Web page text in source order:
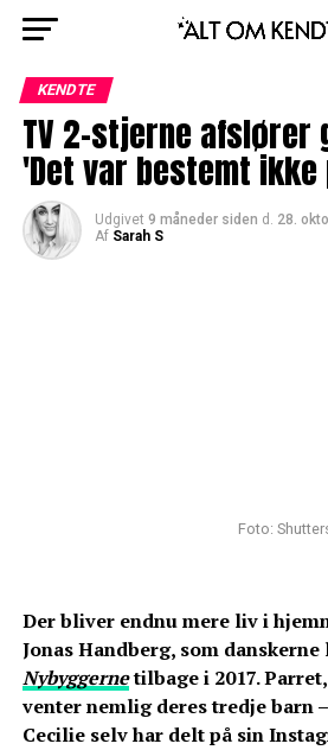
KENDTE
TV 2-stjerne afslører
'Det var bestemt ikke
Udgivet 9 måneder siden d. 28.
Af Sarah S
Foto:
Der bliver endnu mere liv i
Jonas Handberg, som
Nybyggernetilbage i 2017.
venter nemlig deres tredje barn
Cecilie selv har delt på sin